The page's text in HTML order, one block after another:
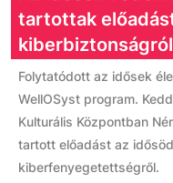
tartottak
kiberbiztonságról
Folytatódott az idősek
WellOSyst program.
Kulturális Központban
tartott előadást az
kiberfenyegetettségről.